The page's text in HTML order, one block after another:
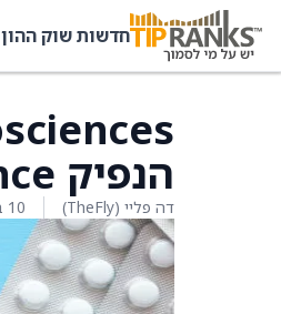
חדשות שוק ההון
הנפיק Notice of Allowance עבור פטנט חדש
דה פליי (TheFly) 10 במרץ 2026